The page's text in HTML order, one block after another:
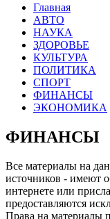
Главная
АВТО
НАУКА
ЗДОРОВЬЕ
КУЛЬТУРА
ПОЛИТИКА
СПОРТ
ФИНАНСЫ
ЭКОНОМИКА
ФИНАНСЫ
Все материалы на
источников - имеют
интернете или
предоставляются
Права на материалы